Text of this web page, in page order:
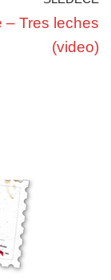
– Tres leches
(video)